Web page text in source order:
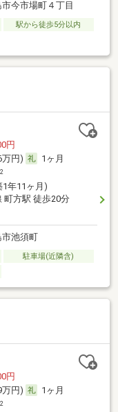
今市場町４丁目
駅から徒歩5分以内
円
万円)
1ヶ月
2
1年11ヶ月)
町方駅 徒歩20分
池須町
駐車場(近隣含)
円
万円)
1ヶ月
2